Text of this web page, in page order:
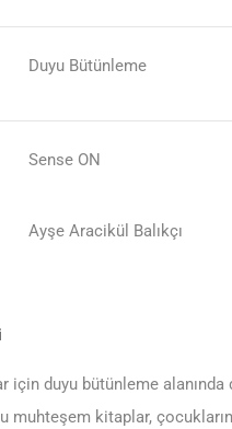
Duyu Bütünleme
Sense ON
Ayşe Aracikül Balıkçı
için duyu bütünleme alanında
muhteşem kitaplar,